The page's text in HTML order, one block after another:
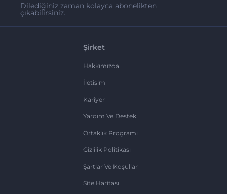
Dilediğiniz zaman kolayca abonelikten
çıkabilirsiniz.
Şirket
Hakkımızda
İletişim
Kariyer
Yardım Ve Destek
Ortaklık Programı
Gizlilik Politikası
Şartlar Ve Koşullar
Site Haritası